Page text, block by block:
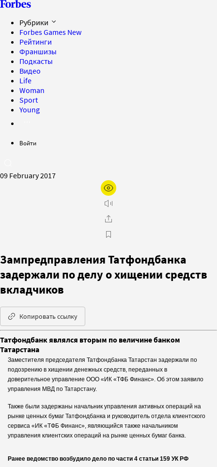
Рубрики
Forbes Games New
Рейтинги
Франшизы
Подкасты
Видео
Life
Woman
Sport
Young
Войти
09 February 2017
Зампредправления Татфондбанка
задержали по делу о хищении средств
вкладчиков
Копировать ссылку
Татфондбанк являлся вторым по величине банком
Татарстана
Заместителя председателя Татфондбанка Татарстан задержали по
подозрению в хищении денежных средств, переданных в
доверительное управление ООО «ИК «ТФБ Финанс». Об этом заявило
управления МВД по Татарстану.
Также были задержаны начальник управления активных операций на
рынке ценных бумаг Татфондбанка и руководитель отдела клиентского
сервиса «ИК «ТФБ Финанс», являющийся также начальником
управления клиентских операций на рынке ценных бумаг банка.
Ранее ведомство возбудило дело по части 4 статьи 159 УК РФ